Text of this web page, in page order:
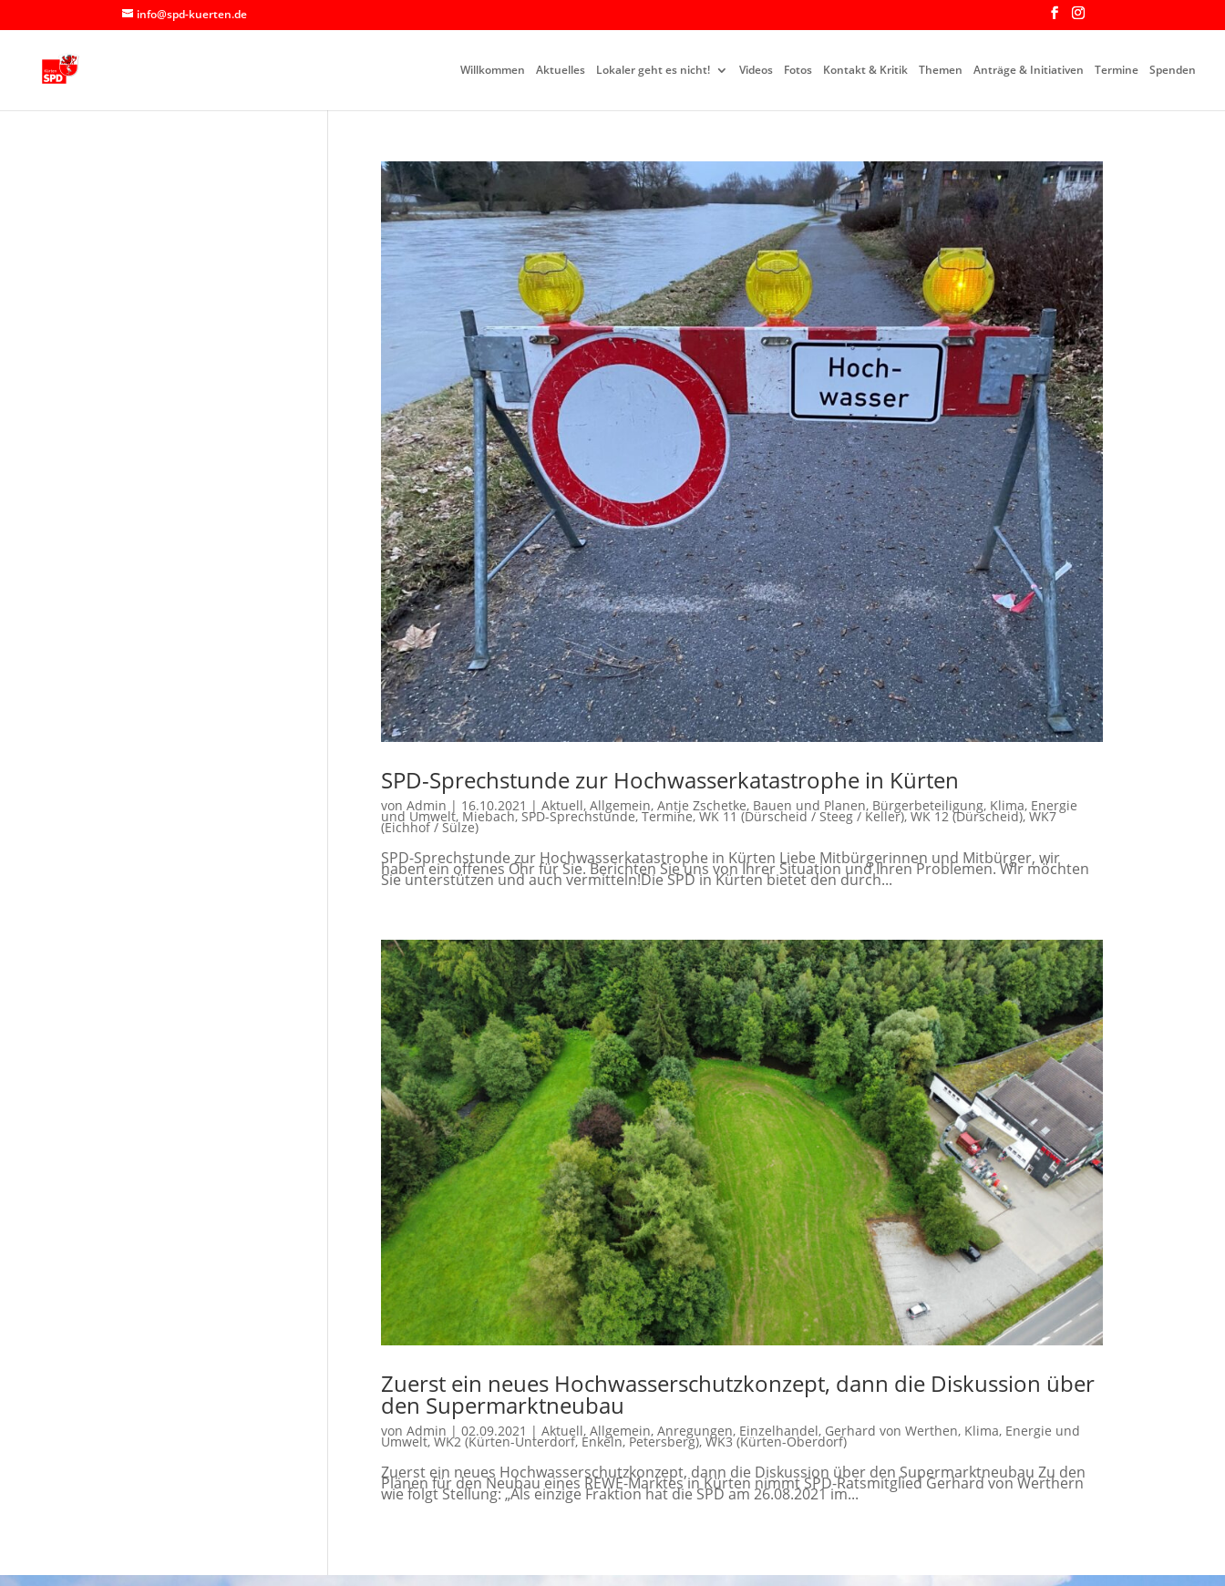
info@spd-kuerten.de
Willkommen Aktuelles Lokaler geht es nicht! Videos Fotos Kontakt & Kritik Themen Anträge & Initiativen Termine Spenden
SPD-Sprechstunde zur Hochwasserkatastrophe in Kürten
von Admin | 16.10.2021 | Aktuell, Allgemein, Antje Zschetke, Bauen und Planen, Bürgerbeteiligung, Klima, Energie
und Umwelt, Miebach, SPD-Sprechstunde, Termine, WK 11 (Dürscheid / Steeg / Keller), WK 12 (Dürscheid),WK7
(Eichhof / Sülze)
SPD-Sprechstunde zur Hochwasserkatastrophe in Kürten Liebe Mitbürgerinnen und Mitbürger, wir
haben ein offenes Ohr für Sie. Berichten Sie uns von Ihrer Situation und Ihren Problemen. Wir möchten
Sie unterstützen und auch vermitteln!Die SPD in Kürten bietet den durch...
Zuerst ein neues Hochwasserschutzkonzept, dann die Diskussion über
den Supermarktneubau
von Admin | 02.09.2021 | Aktuell, Allgemein, Anregungen, Einzelhandel, Gerhard von Werthen, Klima, Energie und
Umwelt, WK2 (Kürten-Unterdorf, Enkeln, Petersberg), WK3 (Kürten-Oberdorf)
Zuerst ein neues Hochwasserschutzkonzept, dann die Diskussion über den Supermarktneubau Zu den
Plänen für den Neubau eines REWE-Marktes in Kürten nimmt SPD-Ratsmitglied Gerhard von Werthern
wie folgt Stellung: „Als einzige Fraktion hat die SPD am 26.08.2021 im...